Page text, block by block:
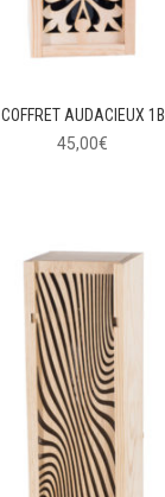
COFFRET AUDACIEUX 1B
45,00€